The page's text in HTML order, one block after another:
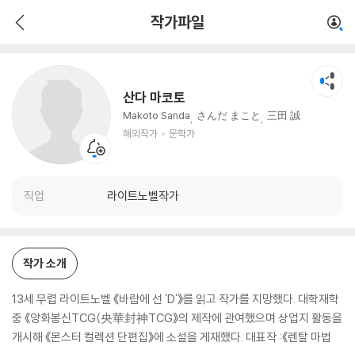
작가파일
산다 마코토
Makoto Sanda さんだ まこと
三田 誠
해외작가
문학가
직업 라이트노벨작가
작가 소개
13세 무렵 라이트노벨 《바람에 선 'D'》를 읽고 작가를 지망했다. 대학재학
중 《앙화봉신TCG(央華封神TCG》의 제작에 관여했으며 상업지 활동을
개시해 《몬스터 컬렉션 단편집》에 소설을 게재했다. 대표작 :《렌탈 마법